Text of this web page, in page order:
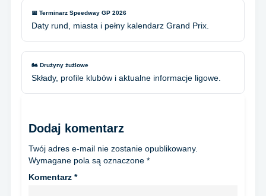
📅 Terminarz Speedway GP 2026
Daty rund, miasta i pełny kalendarz Grand Prix.
🏍️ Drużyny żużlowe
Składy, profile klubów i aktualne informacje ligowe.
Dodaj komentarz
Twój adres e-mail nie zostanie opublikowany.
Wymagane pola są oznaczone *
Komentarz *